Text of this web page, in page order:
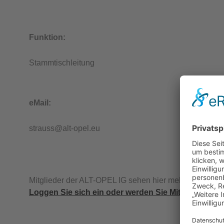
Funktion:
Stammtischleitung
eMail:
strauss@alt-opel.eu
Mitglieder der ALT-OPEL IG sehen hier mehr
Loggen Sie sich ein oder werden Sie Mitglied.